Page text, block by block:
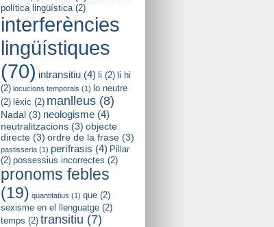
política lingüística(2)
interferències
lingüístiques
(70) intransitiu(4) li (2) li hi
(2) locucions temporals (1) lo neutre
(2) lèxic (2) manlleus(8)
Nadal(3) neologisme(4)
neutralitzacions(3) objecte
directe(3) ordre de la frase(3)
pastisseria(1) perífrasis (4) Pillar
(2) possessius incorrectes (2)
pronoms febles
(19) quantitatius (1) que(2)
sexisme en el llenguatge(2)
temps (2) transitiu (7)